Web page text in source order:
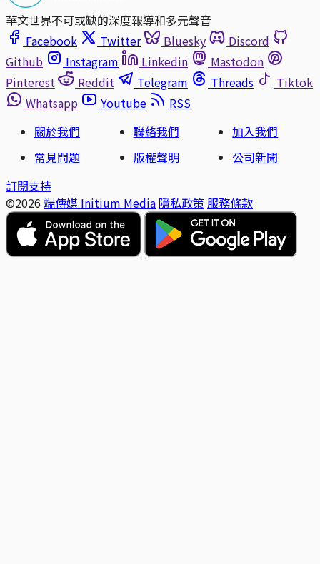
華文世界不可或缺的深度報導和多元聲音
Facebook
Twitter Bluesky
Discord
Github
Instagram Linkedin
Mastodon
Pinterest
Reddit Telegram Threads
Tiktok
Whatsapp
Youtube
RSS
關於我們
聯絡我們
加入我們
常見問題
版權聲明
公司新聞
訂閱支持
©2026 端傳媒 Initium Media 隱私政策 服務條款